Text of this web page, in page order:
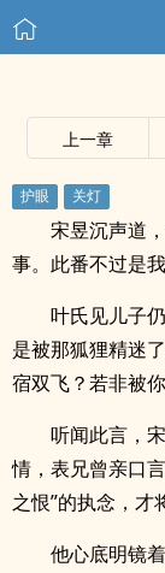
上一章
宋昱沉声道
事。此番不过是
叶氏见儿子
是被那狐狸精迷
宿双飞？若非被
听闻此言，
情，表兄曾亲口
之恨”的执念，才
他心底明镜